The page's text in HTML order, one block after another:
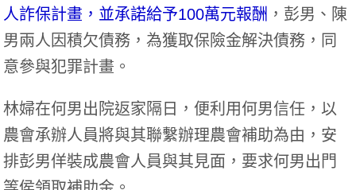
人詐保計畫，並承諾給予100萬元報酬 ，彭男、陳
男兩人因積欠債務，為獲取保險金解決債務，同
意參與犯罪計畫。
林婦在何男出院返家隔日，便利用何男信任，以
農會承辦人員將與其聯繫辦理農會補助為由，安
排彭男佯裝成農會人員與其見面，要求何男出門